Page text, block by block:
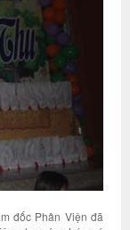
đốc Phân Viện đã